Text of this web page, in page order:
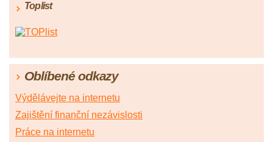
Toplist
Oblíbené odkazy
Výdělávejte na internetu
Zajištění finanční nezávislosti
Práce na internetu